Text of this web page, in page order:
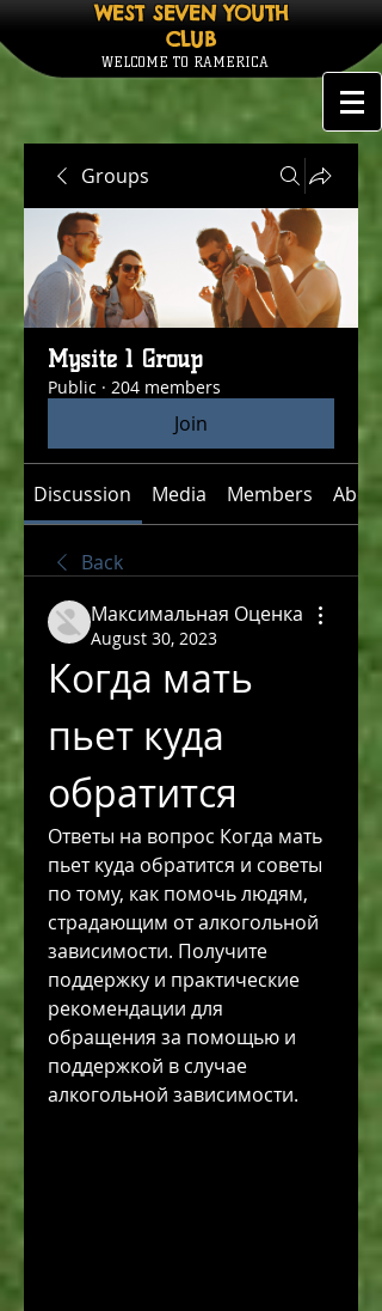
WEST SEVEN YOUTH
CLUB
WELCOME TO RAMERICA
Groups
Mysite 1 Group
Public · 204 members
Join
Discussion Media Members About
Back
Максимальная Оценка
August 30, 2023
Когда мать
пьет куда
обратится
Ответы на вопрос Когда мать
пьет куда обратится и советы
по тому, как помочь людям,
страдающим от алкогольной
зависимости. Получите
поддержку и практические
рекомендации для
обращения за помощью и
поддержкой в случае
алкогольной зависимости.